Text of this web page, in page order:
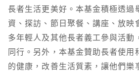
長者生活更美好。本基金積極透過
資、探訪、節日聚餐、講座、放映
多年輕人及其他長者義工參與活動
同行。另外，本基金贊助長者使用
的健康，改善生活質素，讓他們樂